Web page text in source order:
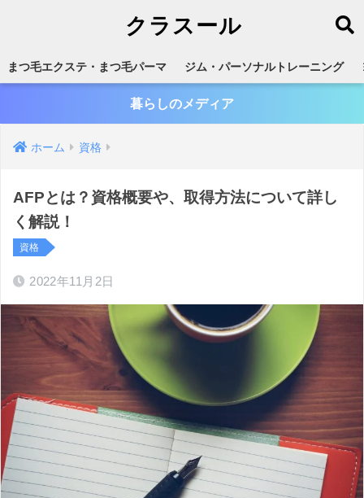
クラスール
まつ毛エクステ・まつ毛パーマ ジム・パーソナルトレーニング
暮らしのメディア
ホーム 資格
AFPとは？資格概要や、取得方法について詳し
く解説！
資格
2022年11月2日